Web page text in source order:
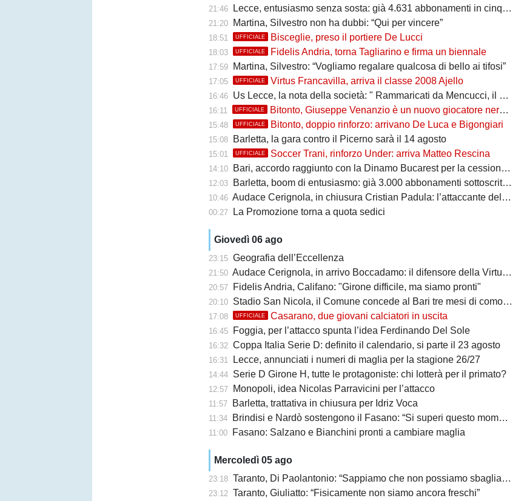
21:46 Lecce, entusiasmo senza sosta: già 4.631 abbonamenti in cinque giorni
21:20 Martina, Silvestro non ha dubbi: “Qui per vincere”
18:51 UFFICIALE Bisceglie, preso il portiere De Lucci
18:03 UFFICIALE Fidelis Andria, torna Tagliarino e firma un biennale
17:59 Martina, Silvestro: “Vogliamo regalare qualcosa di bello ai tifosi”
17:05 UFFICIALE Virtus Francavilla, arriva il classe 2008 Ajello
16:46 Us Lecce, la nota della società: " Rammaricati da Mencucci, il 10 CDA straordinario"
16:11 UFFICIALE Bitonto, Giuseppe Venanzio è un nuovo giocatore neroverde
15:48 UFFICIALE Bitonto, doppio rinforzo: arrivano De Luca e Bigongiari
15:08 Barletta, la gara contro il Picerno sarà il 14 agosto
15:01 UFFICIALE Soccer Trani, rinforzo Under: arriva Matteo Rescina
14:10 Bari, accordo raggiunto con la Dinamo Bucarest per la cessione di Matthias Verreth
12:03 Barletta, boom di entusiasmo: già 3.000 abbonamenti sottoscritti per la Serie C
10:46 Audace Cerignola, in chiusura Cristian Padula: l’attaccante del Torino arriva in prestito
00:27 La Promozione torna a quota sedici
Giovedì 06 ago
23:15 Geografia dell’Eccellenza
21:50 Audace Cerignola, in arrivo Boccadamo: il difensore della Virtus Entella verso il prestito in gialloblù
20:57 Fidelis Andria, Califano: "Girone difficile, ma siamo pronti"
20:10 Stadio San Nicola, il Comune concede al Bari tre mesi di comodato d’uso precario: i dettagli
17:08 UFFICIALE Casarano, due giovani calciatori in uscita
16:45 Foggia, per l’attacco spunta l’idea Ferdinando Del Sole
16:32 Coppa Italia Serie D: definito il calendario, si parte il 23 agosto
16:31 Lecce, annunciati i numeri di maglia per la stagione 26/27
14:44 Serie D Girone H, tutte le protagoniste: chi lotterà per il primato?
12:57 Monopoli, idea Nicolas Parravicini per l’attacco
11:57 Barletta, trattativa in chiusura per Idriz Voca
11:34 Brindisi e Nardò sostengono il Fasano: “Si superi questo momento quanto prima”
11:00 Fasano: Salzano e Bianchini pronti a cambiare maglia
Mercoledì 05 ago
23:18 Taranto, Di Paolantonio: “Sappiamo che non possiamo sbagliare”
23:12 Taranto, Giuliatto: “Fisicamente non siamo ancora freschi”